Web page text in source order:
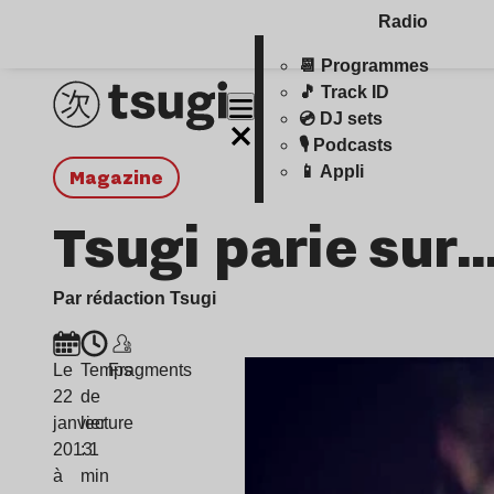
Radio
📆 Programmes
🎵 Track ID
💿 DJ sets
🎙️ Podcasts
📱 Appli
magazine
Tsugi parie
Par rédaction Tsugi
Le
22
janvier
2013
à
Temps
de
lecture
: 1
min
Fragments